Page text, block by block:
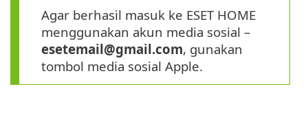
Agar berhasil masuk ke ESET HOME
menggunakan akun media sosial –
esetemail@gmail.com, gunakan
tombol media sosial Apple.